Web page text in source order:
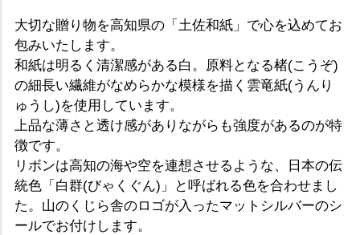
大切な贈り物を高知県の「土佐和紙」で心を込めてお
包みいたします。
和紙は明るく清潔感がある白。原料となる楮(こうぞ)
の細長い繊維がなめらかな模様を描く雲竜紙(うんり
ゅうし)を使用しています。
上品な薄さと透け感がありながらも強度があるのが特
徴です。
リボンは高知の海や空を連想させるような、日本の伝
統色「白群(びゃくぐん)」と呼ばれる色を合わせまし
た。山のくじら舎のロゴが入ったマットシルバーのシ
ールでお付けします。